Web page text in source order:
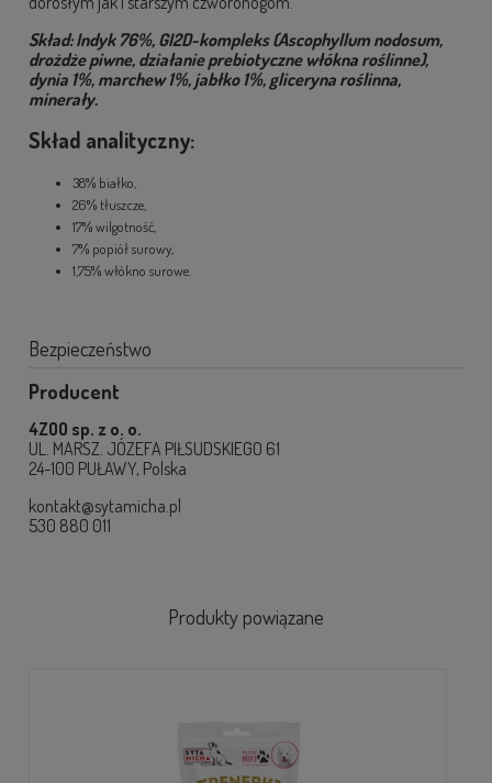
Skład: Indyk 76%, GI2D-kompleks (Ascophyllum nodosum,
drożdże piwne, działanie prebiotyczne włókna roślinne),
dynia 1%, marchew 1%, jabłko 1%, gliceryna roślinna,
minerały.
Skład analityczny:
38% białko,
26% tłuszcze,
17% wilgotność,
7% popiół surowy,
1,75% włókno surowe.
Bezpieczeństwo
Producent
4ZOO sp. z o. o.
UL. MARSZ. JÓZEFA PIŁSUDSKIEGO 61
24-100 PUŁAWY, Polska
kontakt@sytamicha.pl
530 880 011
Produkty powiązane